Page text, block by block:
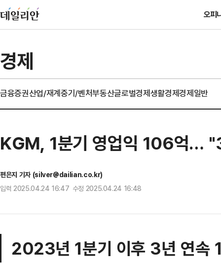
오피
경제
금융증권산업/재계중기/벤처부동산글로벌경제생활경제경제일반
KGM, 1분기 영업익 106억…
편은지 기자 (silver@dailian.co.kr)
입력 2025.04.24 16:47 수정 2025.04.24 16:48
2023년 1분기 이후 3년 연속